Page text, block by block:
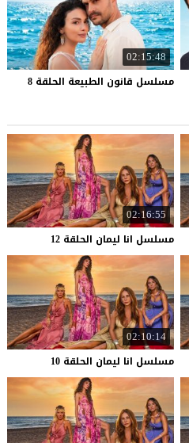
02:15:48
مسلسل قانون الطبيعة الحلقة 8
02:16:55
مسلسل انا ليمان الحلقة 12
02:10:14
مسلسل انا ليمان الحلقة 10